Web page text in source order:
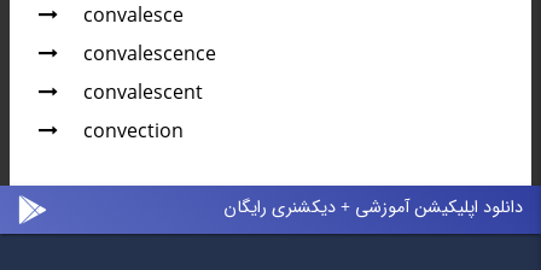
convalesce
convalescence
convalescent
convection
دانلود اپلیکیشن آموزشی + دیکشنری رایگان